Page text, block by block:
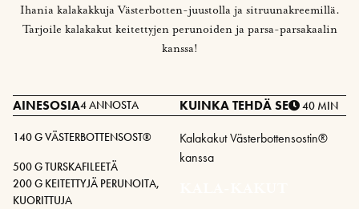
Ihania kalakakkuja Västerbotten-juustolla ja sitruunakreemillä.
Tarjoile kalakakut keitettyjen perunoiden ja parsa-parsakaalin
kanssa!
AINESOSIA4 ANNOSTA
140 G VÄSTERBOTTENSOST®
500 G TURSKAFILEETÄ
200 G KEITETTYJÄ PERUNOITA,
KUORITTUJA
KUINKA TEHDÄ SE 40 MIN
Kalakakut Västerbottensostin®
kanssa